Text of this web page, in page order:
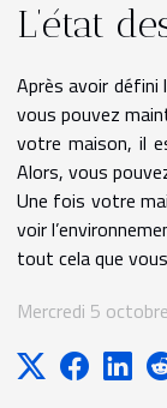
L’état
Après avoir défini
vous pouvez
votre maison, il
Alors, vous
Une fois votre
voir
tout cela que
Mercredi 5